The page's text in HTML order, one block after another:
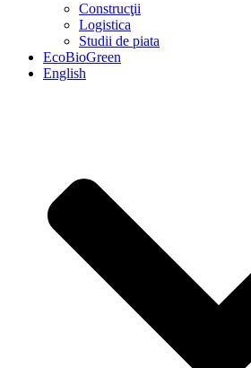
Construcţii
Logistica
Studii de piata
EcoBioGreen
English